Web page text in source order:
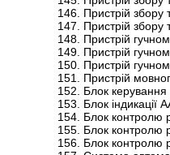
Пристрій
Пристрій
Пристрій
Пристрій
Пристрій
Пристрій
Блок
Блок індикації
Блок контролю
Блок контролю
Блок контролю